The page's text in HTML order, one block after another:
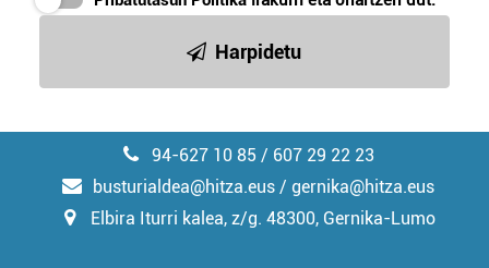
irakurri
Harpidetu
94-627 10 85 / 607 29 22 23
busturialdea@hitza.eus / gernika@hitza.eus
Elbira Iturri kalea, z/g. 48300, Gernika-Lumo